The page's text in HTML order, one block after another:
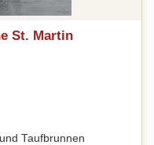
St. Martin
Taufbrunnen